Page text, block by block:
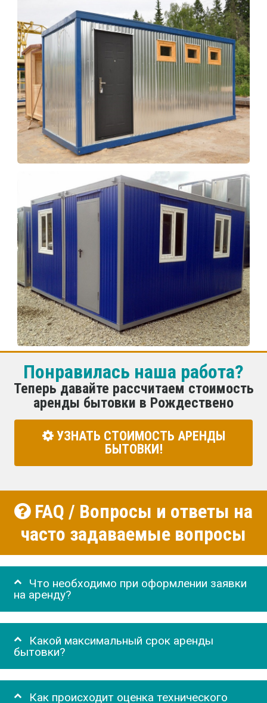
Понравилась наша работа?
Теперь давайте рассчитаем стоимость
аренды бытовки в Рождествено
УЗНАТЬ СТОИМОСТЬ АРЕНДЫ
БЫТОВКИ!
FAQ / Вопросы и ответы на
часто задаваемые вопросы
Что необходимо при оформлении заявки
на аренду?
Какой максимальный срок аренды
бытовки?
Как происходит оценка технического